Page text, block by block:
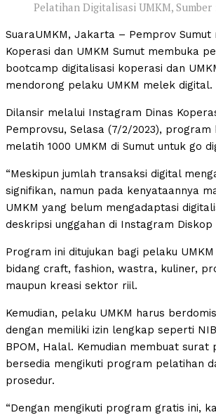
Pelatihan Digitalisasi UMKM, Sumber
SuaraUMKM, Jakarta – Pemprov Sumut
Koperasi dan UMKM Sumut membuka
bootcamp digitalisasi koperasi dan
mendorong pelaku UMKM melek digital.
Dilansir melalui Instagram Dinas
Pemprovsu, Selasa (7/2/2023),
melatih 1000 UMKM di Sumut untuk go
“Meskipun jumlah transaksi digital
signifikan, namun pada kenyataannya
UMKM yang belum mengadaptasi
deskripsi unggahan di Instagram Diskop
Program ini ditujukan bagi pelaku
bidang craft, fashion, wastra, kuliner,
maupun kreasi sektor riil.
Kemudian, pelaku UMKM harus
dengan memiliki izin lengkap seperti
BPOM, Halal. Kemudian membuat surat
bersedia mengikuti program pelatihan
prosedur.
“Dengan mengikuti program gratis ini,